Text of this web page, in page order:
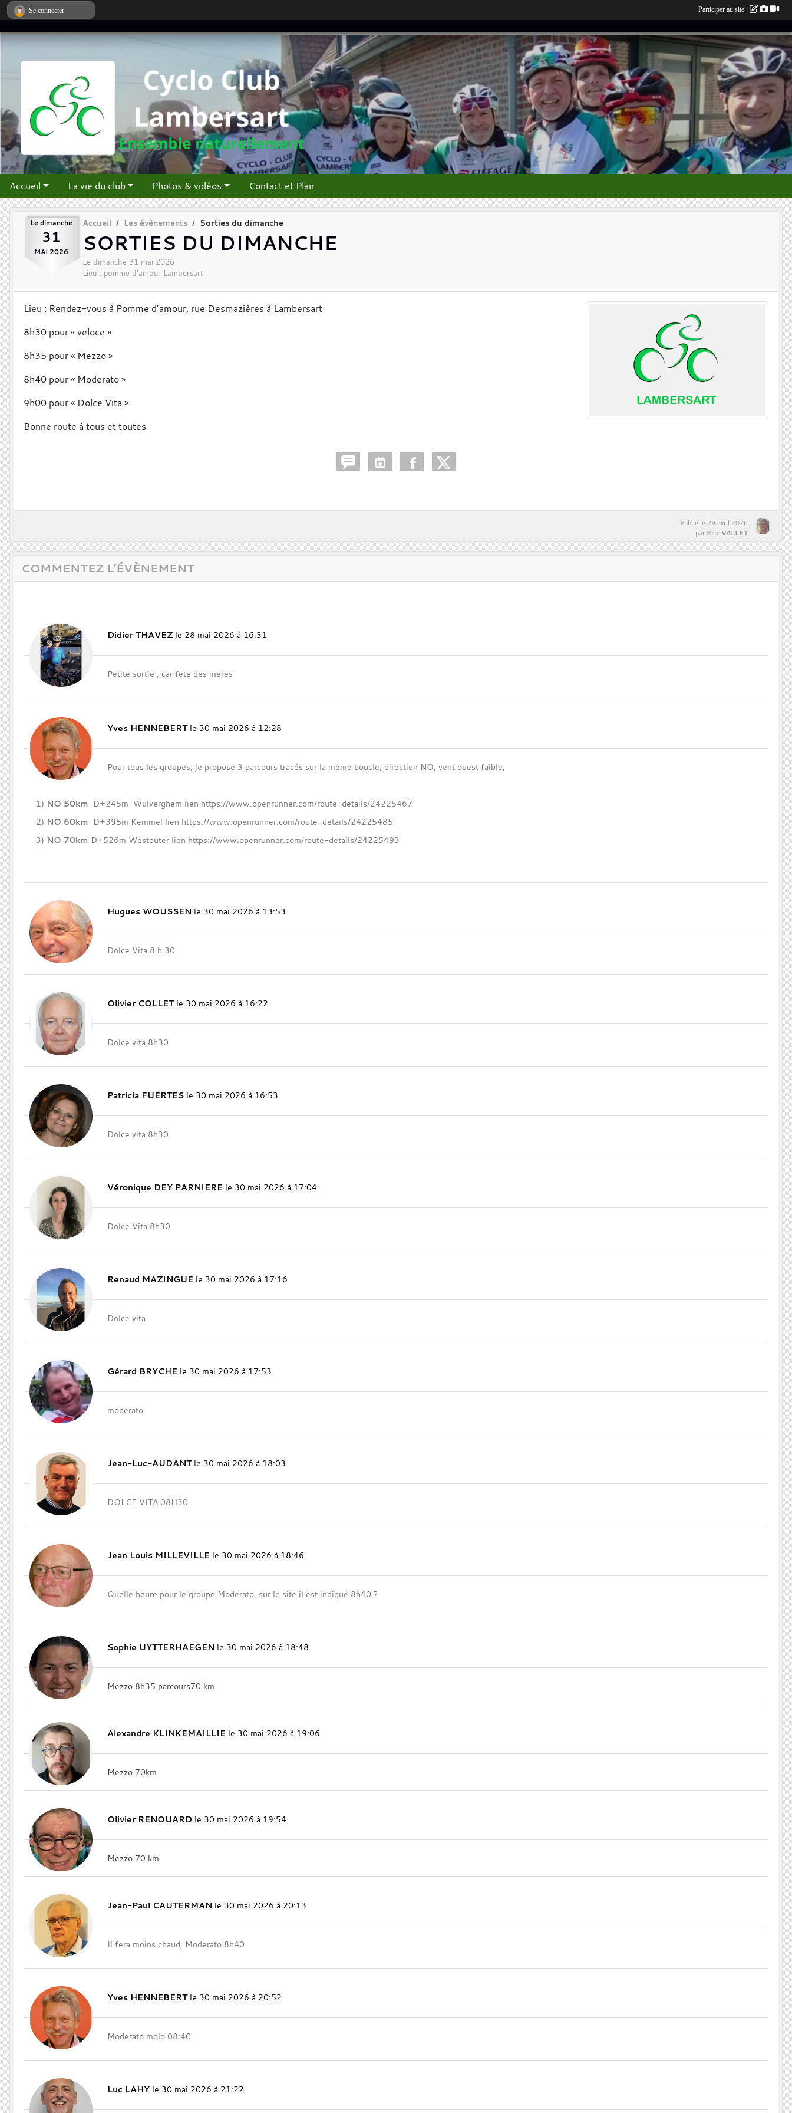
Accueil La vie du club Photos & vidéos Contact et Plan
Le dimanche
31
MAI 2026
Accueil Les évènements Sorties du dimanche
SORTIES DU DIMANCHE
Le dimanche 31 mai 2026
Lieu : pomme d'amour Lambersart
Lieu : Rendez-vous à Pomme d’amour, rue Desmazières à Lambersart
8h30 pour « veloce »
8h35 pour « Mezzo »
8h40 pour « Moderato »
9h00 pour « Dolce Vita »
Bonne route à tous et toutes
Publié le 29 avril 2026
par Eric VALLET
COMMENTEZ L’ÉVÈNEMENT
Didier THAVEZ le 28 mai 2026 à 16:31
Petite sortie , car fete des meres
Yves HENNEBERT le 30 mai 2026 à 12:28
Pour tous les groupes, je propose 3 parcours tracés sur la même boucle, direction NO, vent ouest faible,
1) NO 50km D+245m Wulverghem lien https://www.openrunner.com/route-details/24225467
2) NO 60km D+395m Kemmel lien https://www.openrunner.com/route-details/24225485
3) NO 70km D+526m Westouter lien https://www.openrunner.com/route-details/24225493
Hugues WOUSSEN le 30 mai 2026 à 13:53
Dolce Vita 8 h 30
Olivier COLLET le 30 mai 2026 à 16:22
Dolce vita 8h30
Patricia FUERTES le 30 mai 2026 à 16:53
Dolce vita 8h30
Véronique DEY PARNIERE le 30 mai 2026 à 17:04
Dolce Vita 8h30
Renaud MAZINGUE le 30 mai 2026 à 17:16
Dolce vita
Gérard BRYCHE le 30 mai 2026 à 17:53
moderato
Jean-Luc-AUDANT le 30 mai 2026 à 18:03
DOLCE VITA 08H30
Jean Louis MILLEVILLE le 30 mai 2026 à 18:46
Quelle heure pour le groupe Moderato, sur le site il est indiqué 8h40 ?
Sophie UYTTERHAEGEN le 30 mai 2026 à 18:48
Mezzo 8h35 parcours70 km
Alexandre KLINKEMAILLIE le 30 mai 2026 à 19:06
Mezzo 70km
Olivier RENOUARD le 30 mai 2026 à 19:54
Mezzo 70 km
Jean-Paul CAUTERMAN le 30 mai 2026 à 20:13
Il fera moins chaud, Moderato 8h40
Yves HENNEBERT le 30 mai 2026 à 20:52
Moderato molo 08:40
Luc LAHY le 30 mai 2026 à 21:22
Se connecter Participer au site :
Panneau de gestion des cookies